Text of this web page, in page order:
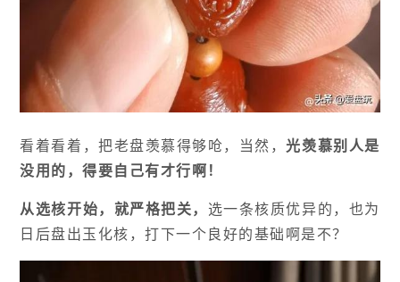
看着看着，把老盘羡慕得够呛，当然， 光羡慕别人是
没用的，得要自己有才行啊！
从选核开始，就严格把关， 选一条核质优异的，也为
日后盘出玉化核，打下一个良好的基础啊是不？